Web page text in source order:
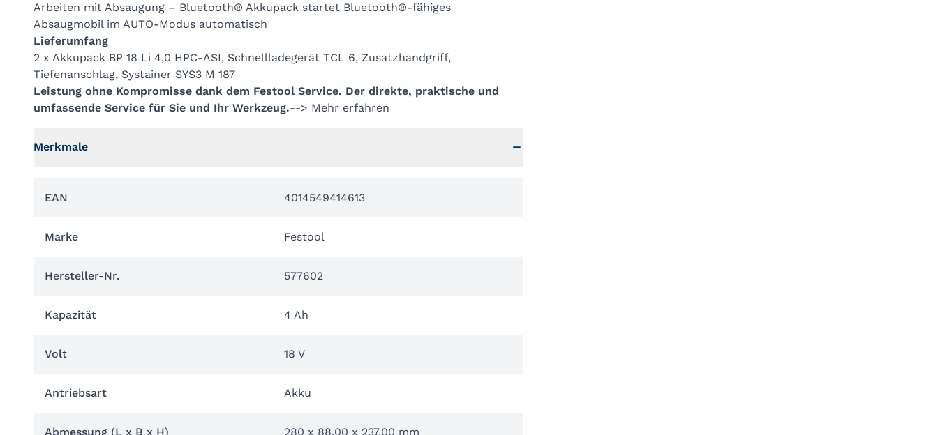
Arbeiten mit Absaugung – Bluetooth® Akkupack startet Bluetooth®-fähiges
Absaugmobil im AUTO-Modus automatisch
Lieferumfang
2 x Akkupack BP 18 Li 4,0 HPC-ASI, Schnellladegerät TCL 6, Zusatzhandgriff,
Tiefenanschlag, Systainer SYS3 M 187
Leistung ohne Kompromisse dank dem Festool Service. Der direkte, praktische und
umfassende Service für Sie und Ihr Werkzeug.--> Mehr erfahren
Merkmale
EAN 4014549414613
Marke Festool
Hersteller-Nr. 577602
Kapazität 4 Ah
Volt 18 V
Antriebsart Akku
Abmessung (L x B x H) 280 x 88.00 x 237.00 mm